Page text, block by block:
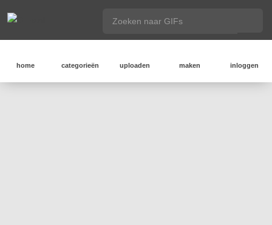
home categorieën uploaden maken inloggen